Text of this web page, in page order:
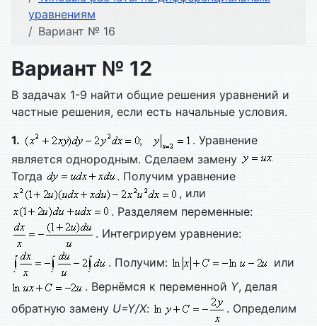
уравнениям
Вариант № 16
Вариант № 12
В задачах 1-9 найти общие решения уравнений и
частные решения, если есть начальные условия.
1.
. Уравнение
является однородным. Сделаем замену
Тогда
. Получим уравнение
, или
. Разделяем переменные:
. Интегрируем уравнение:
. Получим:
или
. Вернёмся к переменной Y, делая
обратную замену U=Y/X:
. Определим